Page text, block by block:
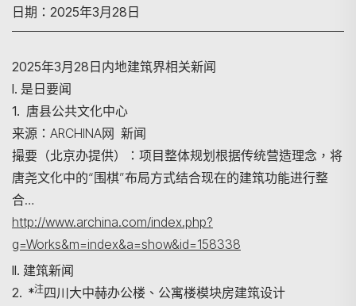
日期：2025年3月28日
2025年3月28日内地建筑界相关新闻
I. 是日要闻
1. 唐县公共文化中心
来源：ARCHINA网 新闻
撮要（北京办提供）：项目整体规划根据传统营造理念，将
唐尧文化中的“围棋”布局方式结合现在的建筑功能进行整
合…
http://www.archina.com/index.php?
g=Works&m=index&a=show&id=158338
II. 建筑新闻
2. *注四川大中赫办公楼、公寓楼模块房建筑设计